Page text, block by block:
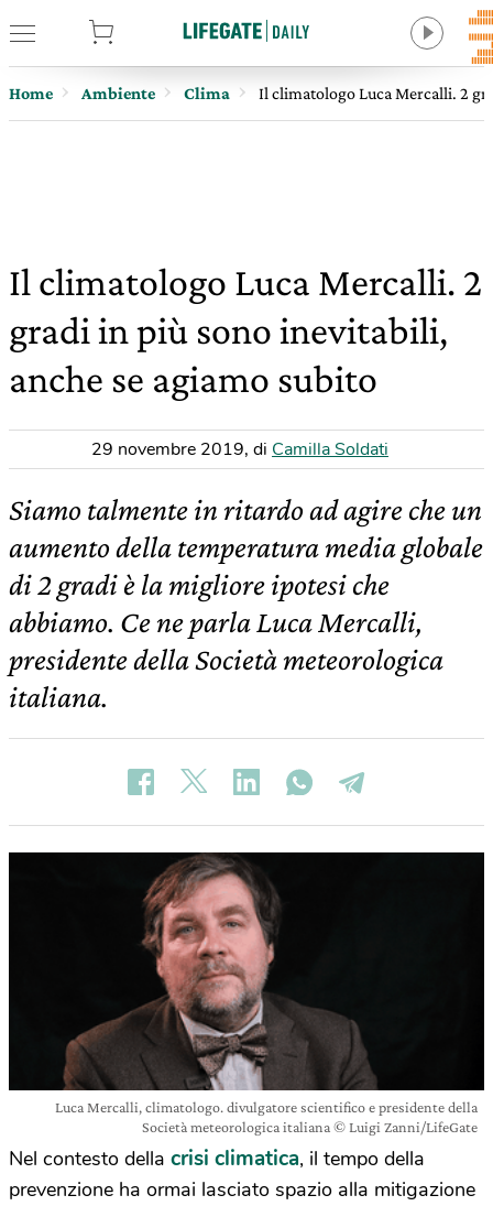
Home Ambiente Clima Il climatologo Luca Mercalli. 2
Il climatologo Luca Mercalli. 2
gradi in più sono inevitabili,
anche se agiamo subito
29 novembre 2019, di Camilla Soldati
Siamo talmente in ritardo ad agire che un
aumento della temperatura media globale
di 2 gradi è la migliore ipotesi che
abbiamo. Ce ne parla Luca Mercalli,
presidente della Società meteorologica
italiana.
Luca Mercalli, climatologo. divulgatore scientifico e presidente della
Società meteorologica italiana © Luigi Zanni/LifeGate
Nel contesto della crisi climatica, il tempo della
prevenzione ha ormai lasciato spazio alla mitigazione